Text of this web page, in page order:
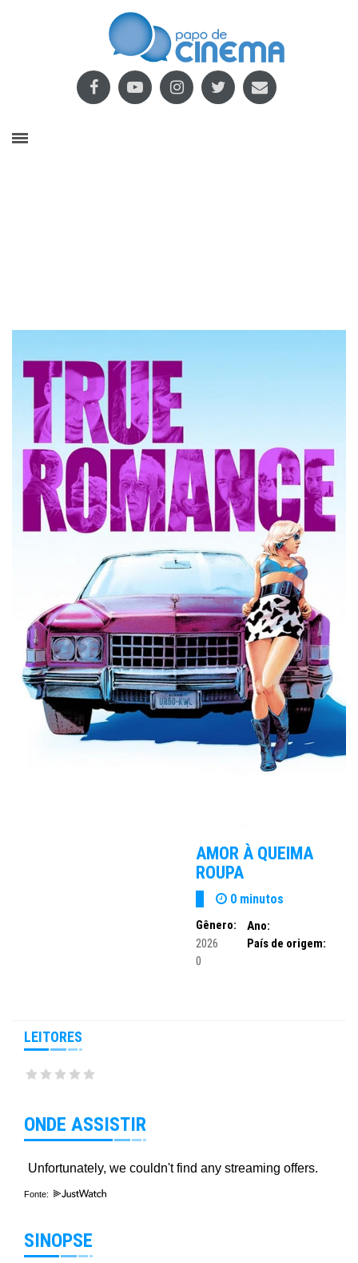
AMOR À QUEIMA
ROUPA
0 minutos
Gênero:
Ano:
2026
País de origem:
0
LEITORES
ONDE ASSISTIR
Fonte:
SINOPSE